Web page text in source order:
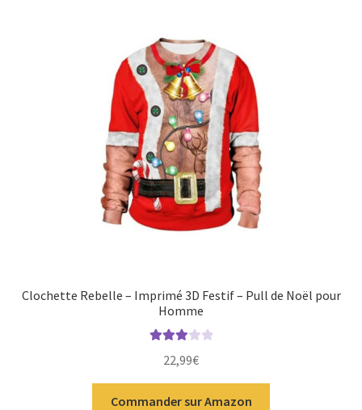
Clochette Rebelle – Imprimé 3D Festif – Pull de Noël pour
Homme
sur
5
22,99€
Commander sur Amazon